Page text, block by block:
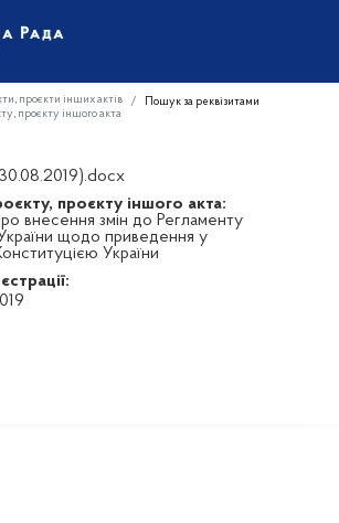
проєкти інших актів
Пошук за реквізитами
проєкту іншого акта
проєкту іншого акта:
внесення змін до Регламенту
щодо приведення у
України